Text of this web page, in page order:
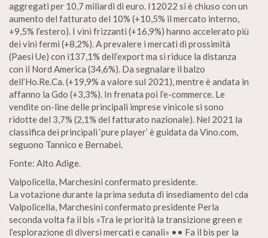
aggregati per 10,7 miliardi di euro. I12022 si è chiuso con un
aumento del fatturato del 10% (+10,5% il mercato interno,
+9,5% l’estero). I vini frizzanti (+16,9%) hanno accelerato più
dei vini fermi (+8,2%). A prevalere i mercati di prossimità
(Paesi Ue) con i137,1% dell’export ma si riduce la distanza
con il Nord America (34,6%). Da segnalare il balzo
dell’Ho.Re.Ca. (+19,9% a valore sul 2021), mentre è andata in
affanno la Gdo (+3,3%). In frenata poi l’e-commerce. Le
vendite on-line delle principali imprese vinicole si sono
ridotte del 3,7% (2,1% del fatturato nazionale). Nel 2021 la
classifica dei principali ‘pure player’ è guidata da Vino.com,
seguono Tannico e Bernabei.
Fonte: Alto Adige.
Valpolicella, Marchesini confermato presidente.
La votazione durante la prima seduta di insediamento del cda
Valpolicella, Marchesini confermato presidente Perla
seconda volta fa il bis «Tra le priorità la transizione green e
l’esplorazione di diversi mercati e canali» •• Fa il bis per la